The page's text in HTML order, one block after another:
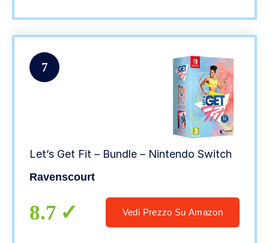
7
Let’s Get Fit – Bundle – Nintendo Switch
Ravenscourt
8.7 Vedi Prezzo Su Amazon